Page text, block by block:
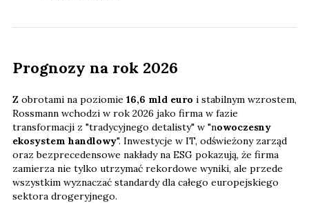
Prognozy na rok 2026
Z obrotami na poziomie 16,6 mld euro i stabilnym wzrostem,
Rossmann wchodzi w rok 2026 jako firma w fazie
transformacji z "tradycyjnego detalisty" w "nowoczesny
ekosystem handlowy". Inwestycje w IT, odświeżony zarząd
oraz bezprecedensowe nakłady na ESG pokazują, że firma
zamierza nie tylko utrzymać rekordowe wyniki, ale przede
wszystkim wyznaczać standardy dla całego europejskiego
sektora drogeryjnego.